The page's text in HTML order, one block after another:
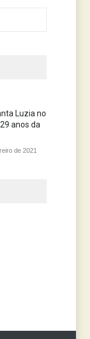
Luzia no
anos da
de 2021